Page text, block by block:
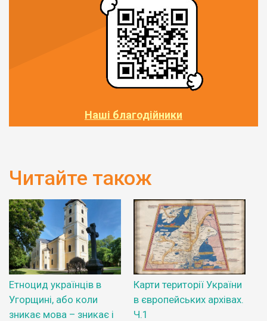
Наші благодійники
Читайте також
Етноцид українців в
Угорщині, або коли
зникає мова – зникає і
Карти території України
в європейських архівах.
Ч.1